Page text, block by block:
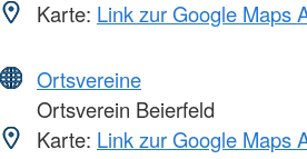
Karte: Link zur Google Maps
Ortsvereine
Ortsverein Beierfeld
Karte: Link zur Google Maps